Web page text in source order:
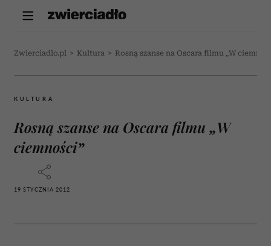
Zwierciadlo.pl > Kultura > Rosną szanse na Oscara filmu „W
KULTURA
Rosną szanse na Oscara filmu „W
ciemności”
19 STYCZNIA 2012